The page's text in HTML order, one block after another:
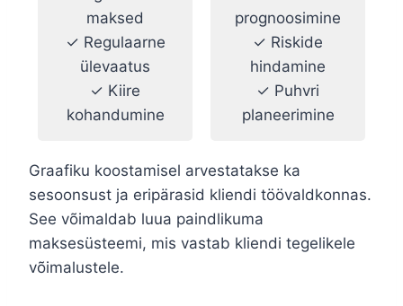
maksed
✓ Regulaarne
ülevaatus
✓ Kiire
kohandumine
prognoosimine
✓ Riskide
hindamine
✓ Puhvri
planeerimine
Graafiku koostamisel arvestatakse ka
sesoonsust ja eripärasid kliendi töövaldkonnas.
See võimaldab luua paindlikuma
maksesüsteemi, mis vastab kliendi tegelikele
võimalustele.